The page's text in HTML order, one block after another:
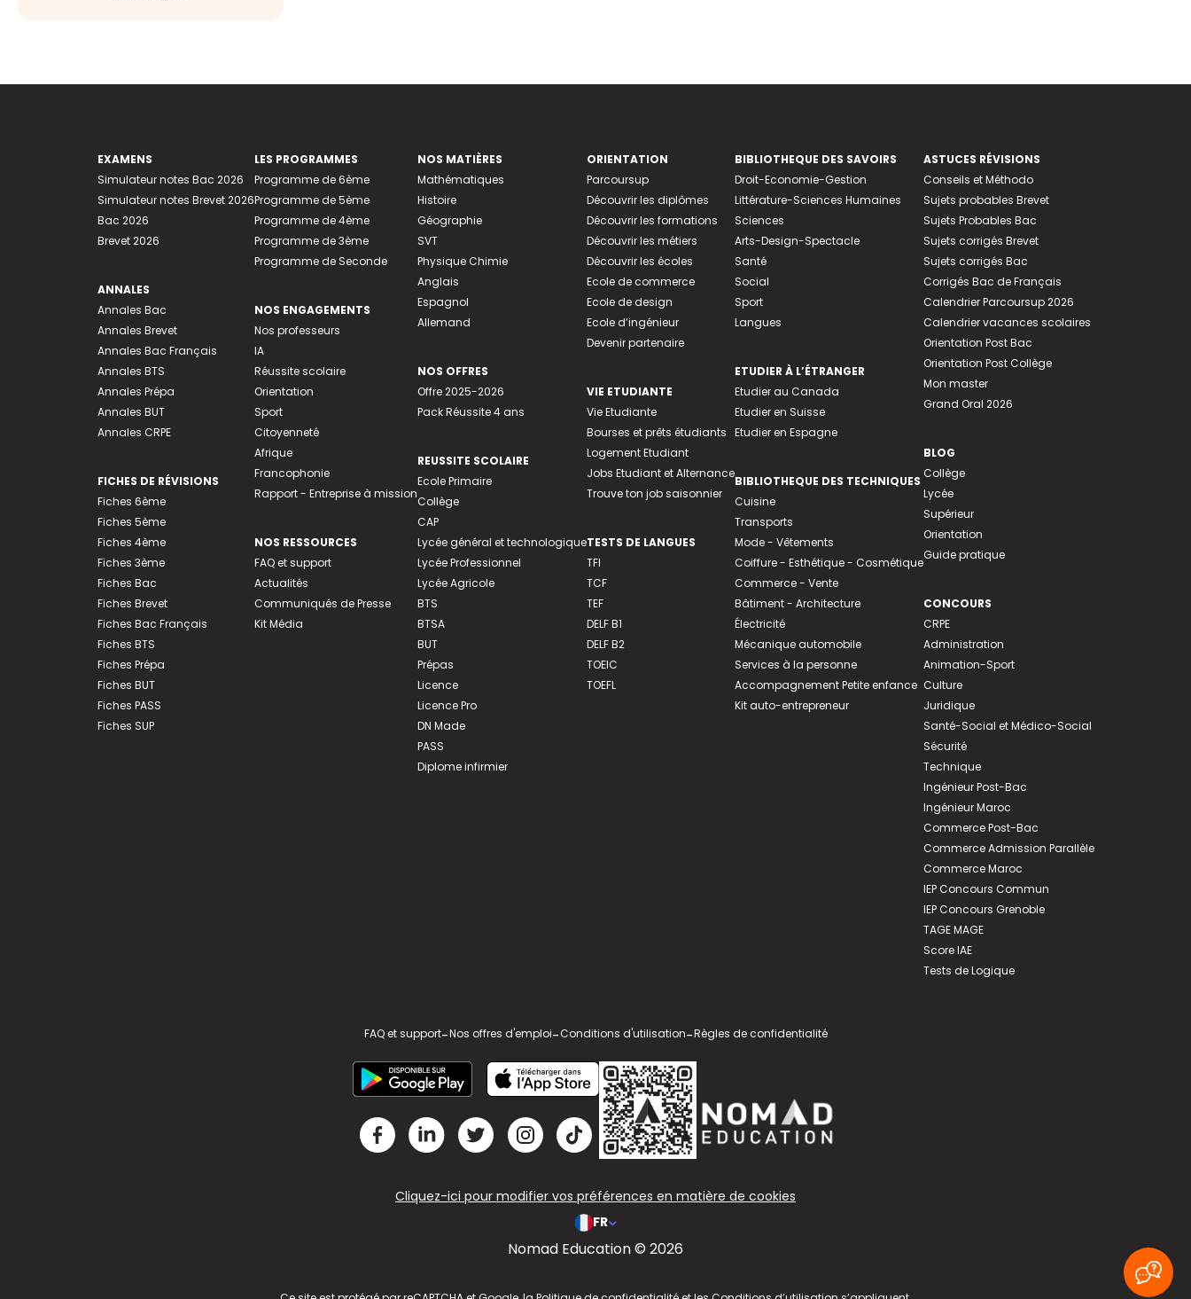
EXAMENS
Simulateur notes Bac 2026
Simulateur notes Brevet 2026
Bac 2026
Brevet 2026
ANNALES
Annales Bac
Annales Brevet
Annales Bac Français
Annales BTS
Annales Prépa
Annales BUT
Annales CRPE
FICHES DE RÉVISIONS
Fiches 6ème
Fiches 5ème
Fiches 4ème
Fiches 3ème
Fiches Bac
Fiches Brevet
Fiches Bac Français
Fiches BTS
Fiches Prépa
Fiches BUT
Fiches PASS
Fiches SUP
LES PROGRAMMES
Programme de 6ème
Programme de 5ème
Programme de 4ème
Programme de 3ème
Programme de Seconde
NOS ENGAGEMENTS
Nos professeurs
IA
Réussite scolaire
Orientation
Sport
Citoyenneté
Afrique
Francophonie
Rapport - Entreprise à mission
NOS RESSOURCES
FAQ et support
Actualités
Communiqués de Presse
Kit Média
NOS MATIÈRES
Mathématiques
Histoire
Géographie
SVT
Physique Chimie
Anglais
Espagnol
Allemand
NOS OFFRES
Offre 2025-2026
Pack Réussite 4 ans
REUSSITE SCOLAIRE
Ecole Primaire
Collège
CAP
Lycée général et technologique
Lycée Professionnel
Lycée Agricole
BTS
BTSA
BUT
Prépas
Licence
Licence Pro
DN Made
PASS
Diplome infirmier
ORIENTATION
Parcoursup
Découvrir les diplômes
Découvrir les formations
Découvrir les métiers
Découvrir les écoles
Ecole de commerce
Ecole de design
Ecole d’ingénieur
Devenir partenaire
VIE ETUDIANTE
Vie Etudiante
Bourses et prêts étudiants
Logement Etudiant
Jobs Etudiant et Alternance
Trouve ton job saisonnier
TESTS DE LANGUES
TFI
TCF
TEF
DELF B1
DELF B2
TOEIC
TOEFL
BIBLIOTHEQUE DES SAVOIRS
Droit-Economie-Gestion
Littérature-Sciences Humaines
Sciences
Arts-Design-Spectacle
Santé
Social
Sport
Langues
ETUDIER À L’ÉTRANGER
Etudier au Canada
Etudier en Suisse
Etudier en Espagne
BIBLIOTHEQUE DES TECHNIQUES
Cuisine
Transports
Mode - Vêtements
Coiffure - Esthétique - Cosmétique
Commerce - Vente
Bâtiment - Architecture
Électricité
Mécanique automobile
Services à la personne
Accompagnement Petite enfance
Kit auto-entrepreneur
ASTUCES RÉVISIONS
Conseils et Méthodo
Sujets probables Brevet
Sujets Probables Bac
Sujets corrigés Brevet
Sujets corrigés Bac
Corrigés Bac de Français
Calendrier Parcoursup 2026
Calendrier vacances scolaires
Orientation Post Bac
Orientation Post Collège
Mon master
Grand Oral 2026
BLOG
Collège
Lycée
Supérieur
Orientation
Guide pratique
CONCOURS
CRPE
Administration
Animation-Sport
Culture
Juridique
Santé-Social et Médico-Social
Sécurité
Technique
Ingénieur Post-Bac
Ingénieur Maroc
Commerce Post-Bac
Commerce Admission Parallèle
Commerce Maroc
IEP Concours Commun
IEP Concours Grenoble
TAGE MAGE
Score IAE
Tests de Logique
FAQ et support-Nos offres d'emploi-Conditions d'utilisation-Règles de confidentialité
Cliquez-ici pour modifier vos préférences en matière de cookies
FR
Nomad Education © 2026